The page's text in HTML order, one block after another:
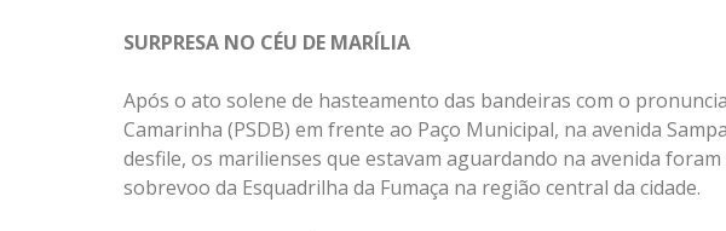
SURPRESA NO CÉU DE MARÍLIA
Após o ato solene de hasteamento das bandeiras com o
Camarinha (PSDB) em frente ao Paço Municipal, na avenida
desfile, os marilienses que estavam aguardando na avenida
sobrevoo da Esquadrilha da Fumaça na região central da cidade.